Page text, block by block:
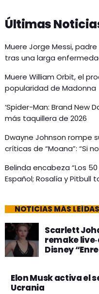
Últimas
Muere Jorge Messi,
tras una larga
Muere William Orbit, el
popularidad de Madonna
‘Spider-Man: Brand New
más taquillera de 2026
Dwayne Johnson rompe
críticas de “Moana”: “Si
Belinda encabeza “Los
Español; Rosalía y Pitbull
NOTICIAS MÁS LEÍDAS
Scarlett
remake
Disney
Elon Musk activa el
Ucrania